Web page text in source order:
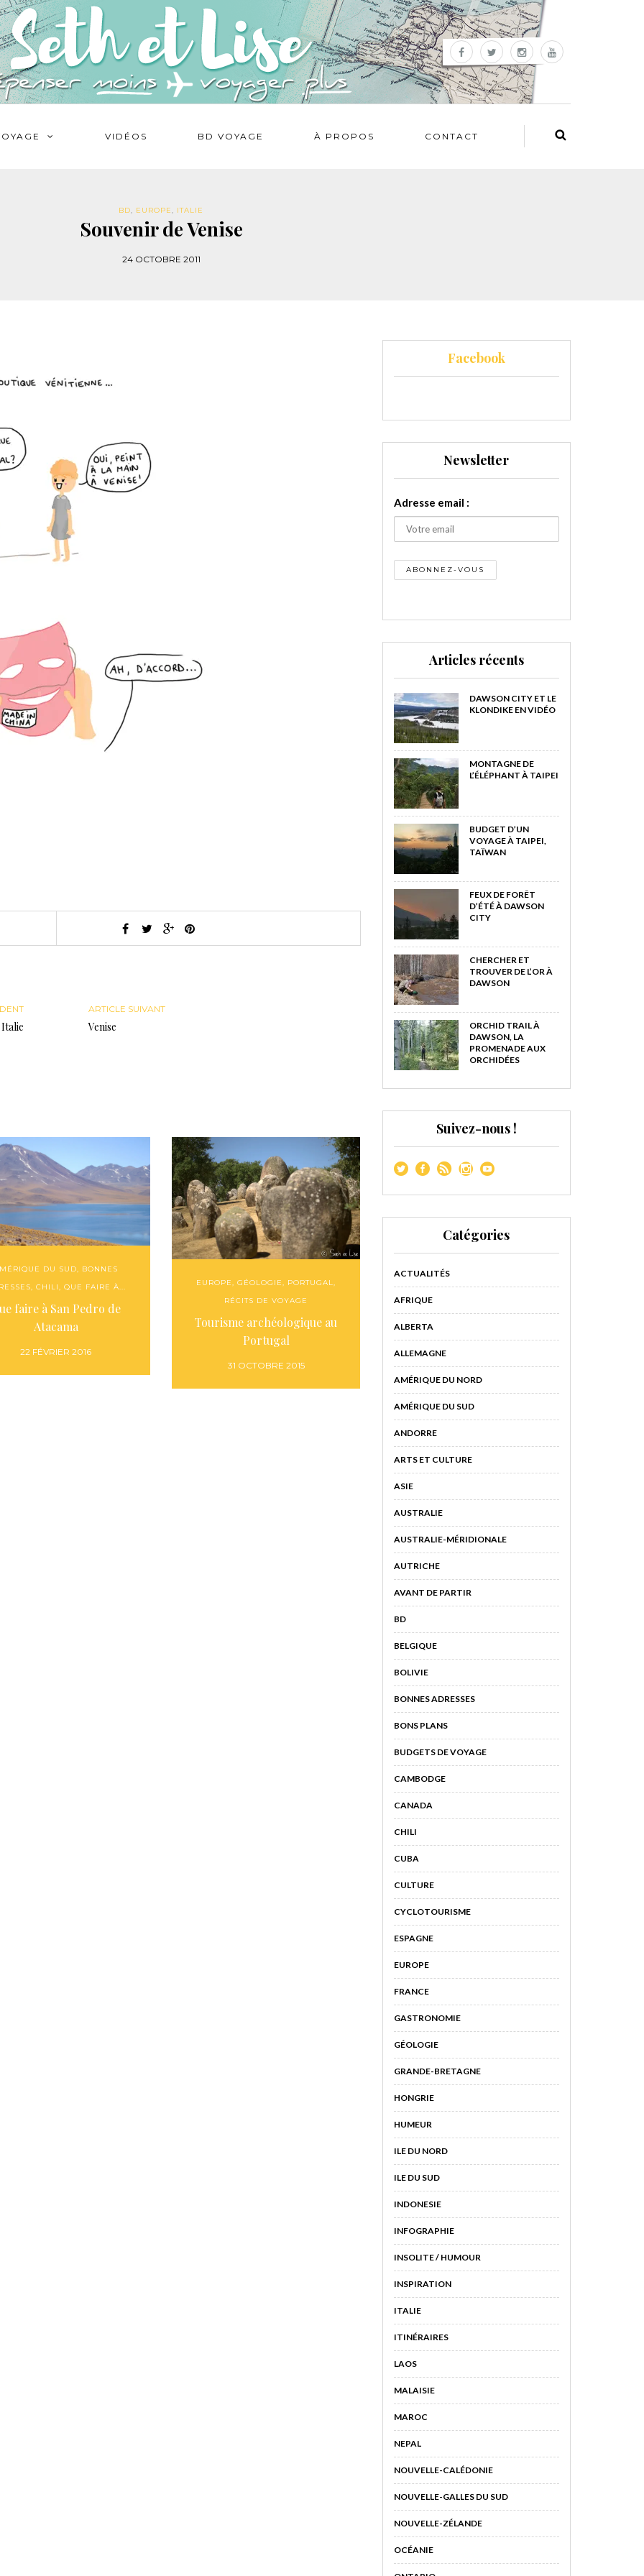
VIDÉOS BD VOYAGE À PROPOS CONTACT
BD, EUROPE, ITALIE
Souvenir de Venise
24 OCTOBRE 2011
ARTICLE SUIVANT
Venise
DU SUD, BONNES
, CHILI, QUE FAIRE À...
faire à San Pedro de
Atacama
22 FÉVRIER 2016
EUROPE,GÉOLOGIE, PORTUGAL,
RÉCITS DE VOYAGE
Tourisme archéologique au
Portugal
31 OCTOBRE 2015
Facebook
Newsletter
Adresse email :
Articles récents
DAWSON CITY ET LE
KLONDIKE EN VIDÉO
MONTAGNE DE
L’ÉLÉPHANT À TAIPEI
BUDGET D’UN
VOYAGE À TAIPEI,
TAÏWAN
FEUX DE FORÊT
D’ÉTÉ À DAWSON
CITY
CHERCHER ET
TROUVER DE L’OR À
DAWSON
ORCHID TRAIL À
DAWSON, LA
PROMENADE AUX
ORCHIDÉES
Suivez-nous !
Catégories
ACTUALITÉS
AFRIQUE
ALBERTA
ALLEMAGNE
AMÉRIQUE DU NORD
AMÉRIQUE DU SUD
ANDORRE
ARTS ET CULTURE
ASIE
AUSTRALIE
AUSTRALIE-MÉRIDIONALE
AUTRICHE
AVANT DE PARTIR
BD
BELGIQUE
BOLIVIE
BONNES ADRESSES
BONS PLANS
BUDGETS DE VOYAGE
CAMBODGE
CANADA
CHILI
CUBA
CULTURE
CYCLOTOURISME
ESPAGNE
EUROPE
FRANCE
GASTRONOMIE
GÉOLOGIE
GRANDE-BRETAGNE
HONGRIE
HUMEUR
ILE DU NORD
ILE DU SUD
INDONESIE
INFOGRAPHIE
INSOLITE / HUMOUR
INSPIRATION
ITALIE
ITINÉRAIRES
LAOS
MALAISIE
MAROC
NEPAL
NOUVELLE-CALÉDONIE
NOUVELLE-GALLES DU SUD
NOUVELLE-ZÉLANDE
OCÉANIE